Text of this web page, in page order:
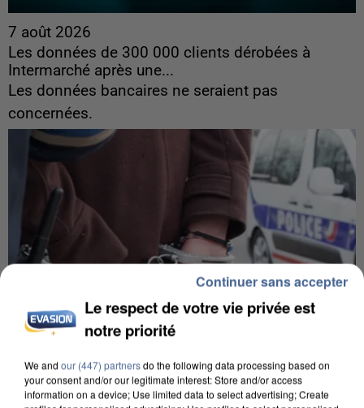
7 août 2026
Les données de 300 000 clients dérobées à
Intermarché après une...
Les données bancaires ne seraient pas
concernées.
Le respect de votre vie privée est
notre priorité
We and our (447) partnersdo the following data processing based on
your consent and/or our legitimate interest: Store and/or access
information on a device; Use limited data to select advertising; Create
Continuer sans accepter